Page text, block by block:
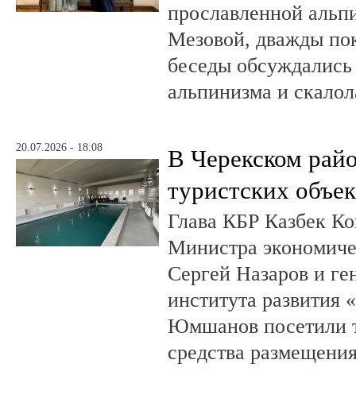
прославленной
Мезовой, дважды
беседы
альпинизма и
20.07.2026 - 18:08
В Черекском
туристских
Глава КБР Казбек
Министра
Сергей Назаров и
института
Юмшанов посетили
средства